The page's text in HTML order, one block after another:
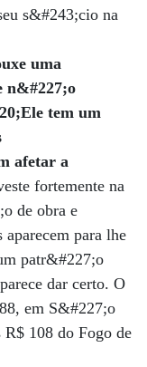
s&#243;cio na
uma
n&#227;o
tem um
afetar a
fortemente na
de obra e
para lhe
patr&#227;o
dar certo. O
em S&#227;o
108 do Fogo de